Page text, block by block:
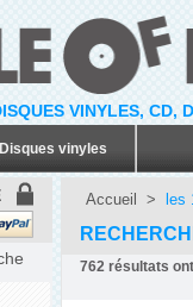
VINYLES, CD,
Disques vinyles
Accueil > les
762 résultats